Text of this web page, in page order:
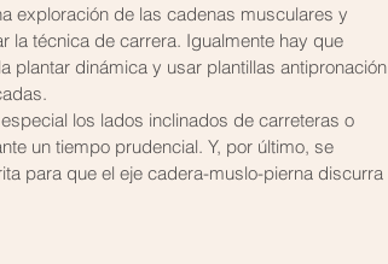
exploración de las cadenas musculares y
la técnica de carrera. Igualmente hay que
plantar dinámica y usar plantillas antipronación
los lados inclinados de carreteras o
un tiempo prudencial. Y, por último, se
para que el eje cadera-muslo-pierna discurra